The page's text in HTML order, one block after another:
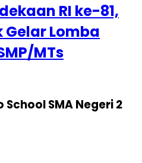
RI ke-81,
Gelar Lomba
MTs
SMA Negeri 2